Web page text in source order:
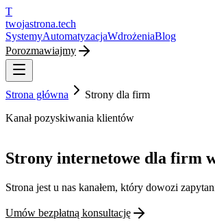
T
twojastrona.tech
SystemyAutomatyzacjaWdrożeniaBlog
Porozmawiajmy
Strona główna
Strony dla firm
Kanał pozyskiwania klientów
Strony internetowe dla firm w
Strona jest u nas kanałem, który dowozi
Umów bezpłatną konsultację